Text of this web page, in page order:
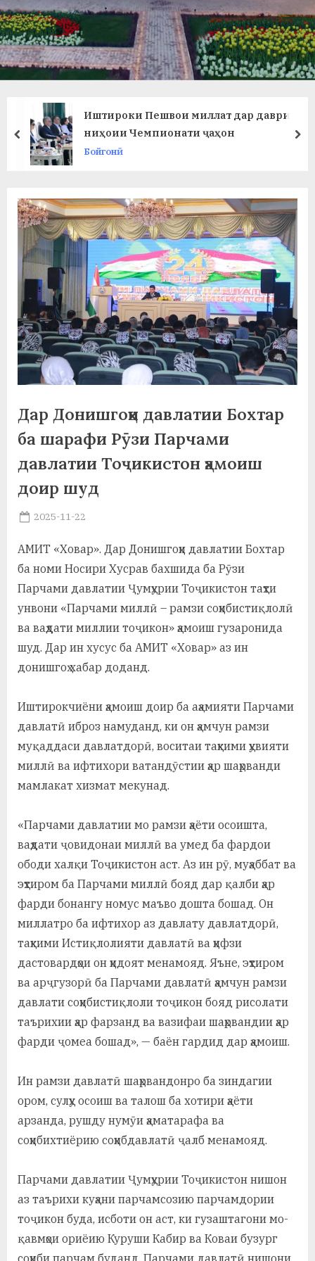
в
л
а
т
и
х
т
а
р
б
а
н
о
м
Н
и
Х
а
в
Иштироки Пешвои миллат дар даври
ниҳоии Чемпионати ҷаҳон
Бойгонӣ
prev
Дар Донишгоҳи давлатии Бохтар
ба шарафи Рӯзи Парчами
давлатии Тоҷикистон ҳамоиш
доир шуд
Posted
2025-11-22
АМИТ «Ховар». Дар Донишгоҳи давлатии Бохтар
ба номи Носири Хусрав бахшида ба Рӯзи
Парчами давлатии Ҷумҳурии Тоҷикистон таҳти
унвони «Парчами миллӣ – рамзи соҳибистиқлолӣ
ва ваҳдати миллии тоҷикон» ҳамоиш гузаронида
шуд. Дар ин хусус ба АМИТ «Ховар» аз ин
донишгоҳ хабар доданд.
Иштирокчиёни ҳамоиш доир ба аҳамияти Парчами
давлатӣ иброз намуданд, ки он ҳамчун рамзи
муқаддаси давлатдорӣ, воситаи таҳкими ҳувияти
миллӣ ва ифтихори ватандӯстии ҳар шаҳрванди
мамлакат хизмат мекунад.
«Парчами давлатии мо рамзи ҳаёти осоишта,
ваҳдати ҷовидонаи миллӣ ва умед ба фардои
ободи халқи Тоҷикистон аст. Аз ин рӯ, муҳаббат ва
эҳтиром ба Парчами миллӣ бояд дар қалби ҳар
фарди бонангу номус маъво дошта бошад. Он
миллатро ба ифтихор аз давлату давлатдорӣ,
таҳкими Истиқлолияти давлатӣ ва ҳифзи
дастовардҳои он ҳидоят менамояд. Яъне, эҳтиром
ва арҷгузорӣ ба Парчами давлатӣ ҳамчун рамзи
давлати соҳибистиқлоли тоҷикон бояд рисолати
таърихии ҳар фарзанд ва вазифаи шаҳрвандии ҳар
фарди ҷомеа бошад», — баён гардид дар ҳамоиш.
Ин рамзи давлатӣ шаҳрвандонро ба зиндагии
ором, сулҳу осоиш ва талош ба хотири ҳаёти
арзанда, рушду нумӯи ҳаматарафа ва
соҳибихтиёрию соҳибдавлатӣ ҷалб менамояд.
Парчами давлатии Ҷумҳурии Тоҷикистон нишон
аз таърихи куҳани парчамсозию парчамдории
тоҷикон буда, исботи он аст, ки гузаштагони мо-
қавмҳои ориёию Куруши Кабир ва Коваи бузург